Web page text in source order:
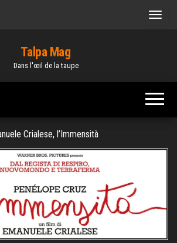
Talpa Mag
Dans l'œil de la taupe
Crialese, l’Immensità